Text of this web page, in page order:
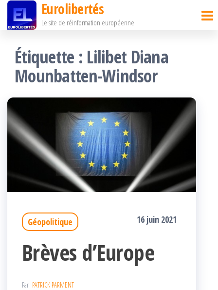
Passer
contenu
Eurolibertés
Le site de réinformation européenne
Étiquette : Lilibet Diana
Mounbatten-Windsor
Géopolitique 16 juin 2021
Brèves d’Europe
Par PATRICK PARMENT